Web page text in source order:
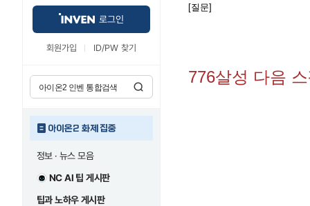
로그인
회원가입 ID/PW 찾기
아이온2 화제 집중
정보 · 뉴스 모음
NC AI 팁 게시판
팁과 노하우 게시판
[질문]
776살성 다음